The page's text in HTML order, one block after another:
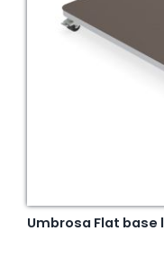
Umbrosa Flat base